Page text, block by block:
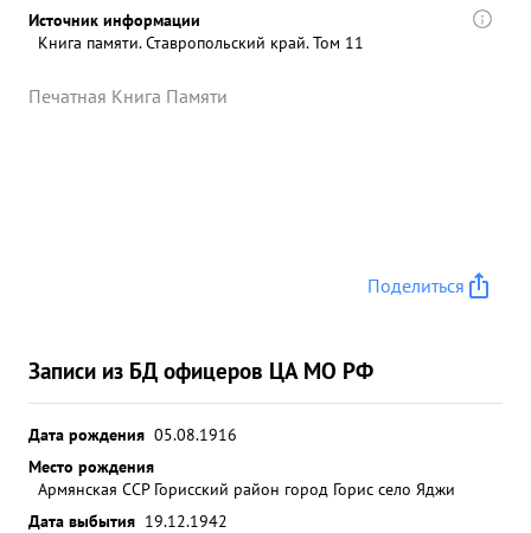
Источник информации
Книга памяти. Ставропольский край. Том 11
Печатная Книга Памяти
Поделиться
Записи из БД офицеров ЦА МО РФ
Дата рождения 05.08.1916
Место рождения
Армянская ССР Горисский район город Горис село Яджи
Дата выбытия 19.12.1942